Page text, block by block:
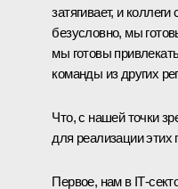
затягивает, и
безусловно, мы
мы готовы
команды из других
Что, с нашей точки
для реализации этих
Первое, нам в